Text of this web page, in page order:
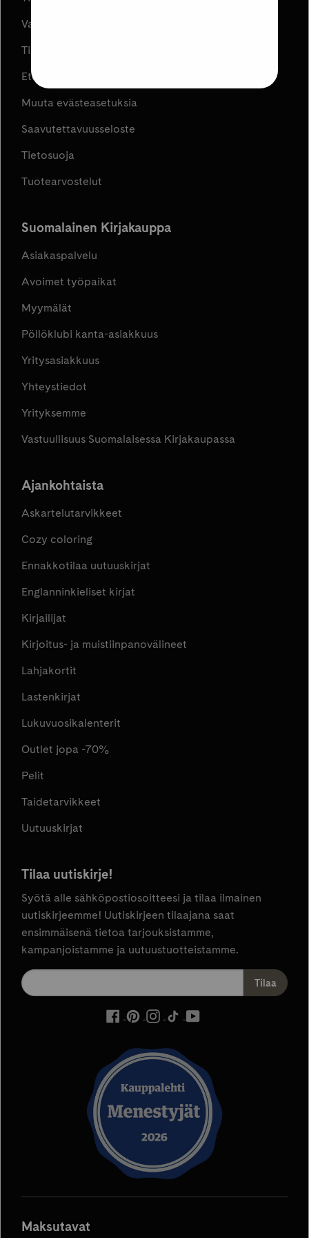
Varaa ja Nouda
Tilaus- ja toimitusehdot
Etujen ja kampanjoiden ehdot
Muuta evästeasetuksia
Saavutettavuusseloste
Tietosuoja
Tuotearvostelut
Suomalainen Kirjakauppa
Asiakaspalvelu
Avoimet työpaikat
Myymälät
Pöllöklubi kanta-asiakkuus
Yritysasiakkuus
Yhteystiedot
Yrityksemme
Vastuullisuus Suomalaisessa Kirjakaupassa
Ajankohtaista
Askartelutarvikkeet
Cozy coloring
Ennakkotilaa uutuuskirjat
Englanninkieliset kirjat
Kirjailijat
Kirjoitus- ja muistiinpanovälineet
Lahjakortit
Lastenkirjat
Lukuvuosikalenterit
Outlet jopa -70%
Pelit
Taidetarvikkeet
Uutuuskirjat
Tilaa uutiskirje!
Syötä alle sähköpostiosoitteesi ja tilaa ilmainen
uutiskirjeemme! Uutiskirjeen tilaajana saat
ensimmäisenä tietoa tarjouksistamme,
kampanjoistamme ja uutuustuotteistamme.
ulkoinen
avautuu
uuteen
välilehteen
ulkoinen
avautuu
uuteen
välilehteen
ulkoinen
avautuu
uuteen
välilehteen
ulkoinen
uuteen
välilehteen
välilehteen
Maksutavat